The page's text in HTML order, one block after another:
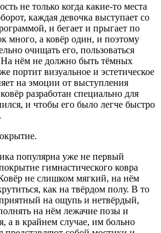
не только когда какие-то места
каждая девочка выступает со
и бегает и прыгает по
много, а ковёр один, и поэтому
очищать его, пользоваться
нём не должно быть тёмных
портит визуальное и эстетическое
на эмоции от выступления
разработан специально для
и чтобы его было легче быстро
популярна уже не первый
гимнастического ковра
не слишком мягкий, на нём
как на твёрдом полу. В то
на ощупь и нетвёрдый,
на нём лежачие позы и
а в крайнем случае, им больно